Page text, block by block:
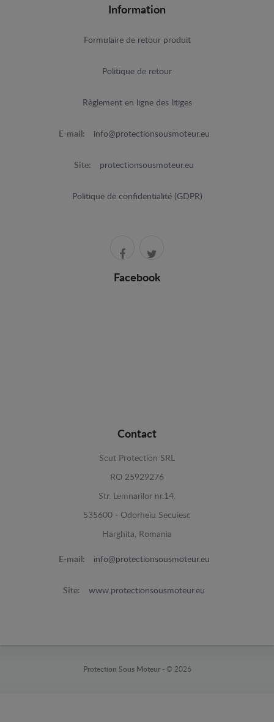
Information
Formulaire de retour produit
Politique de retour
Règlement en ligne des litiges
E-mail: info@protectionsousmoteur.eu
Site: protectionsousmoteur.eu
Politique de confidentialité (GDPR)
Facebook
Contact
Scut Protection SRL
RO 25929276
Str. Lemnarilor nr.14.
535600 - Odorheiu Secuiesc
Harghita, Romania
E-mail: info@protectionsousmoteur.eu
Site: www.protectionsousmoteur.eu
Protection Sous Moteur - © 2026